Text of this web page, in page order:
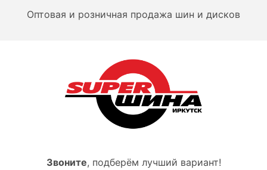
Оптовая и розничная продажа шин и дисков
Звоните, подберём лучший вариант!